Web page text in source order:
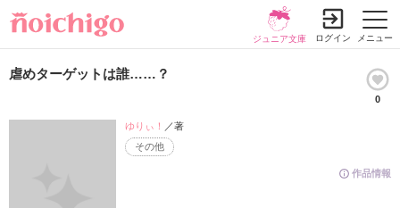
メニュー
ジュニア文庫 ログイン
虐めターゲットは誰……？
0
作品情報
その他
ゆりぃ！ ／著